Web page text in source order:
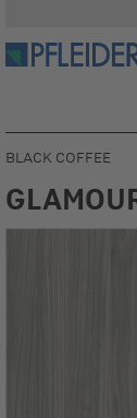
BLACK COFFEE